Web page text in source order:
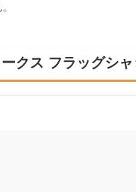
クス フラッグシャ